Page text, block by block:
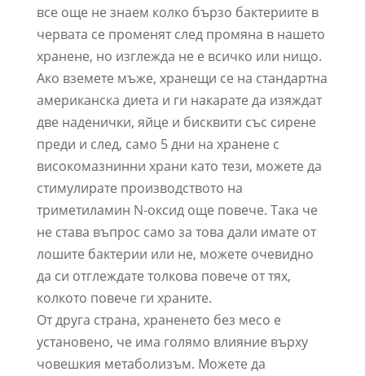
все още не знаем колко бързо бактериите в
червата се променят след промяна в нашето
хранене, но изглежда не е всичко или нищо.
Ако вземете мъже, хранещи се на стандартна
американска диета и ги накарате да изяждат
две наденички, яйце и бисквити със сирене
преди и след, само 5 дни на хранене с
високомазнинни храни като тези, можете да
стимулирате производството на
триметиламин N-оксид още повече. Така че
не става въпрос само за това дали имате от
лошите бактерии или не, можете очевидно
да си отглеждате толкова повече от тях,
колкото повече ги храните.
От друга страна, храненето без месо е
установено, че има голямо влияние върху
човешкия метаболизъм. Можете да